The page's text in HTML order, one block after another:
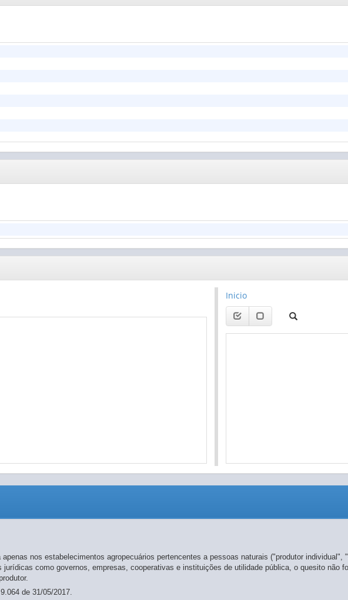
Inicio
nos estabelecimentos agropecuários pertencentes a pessoas naturais ("produtor
jurídicas como governos, empresas, cooperativas e instituições de utilidade pública, o quesito não
de 31/05/2017.